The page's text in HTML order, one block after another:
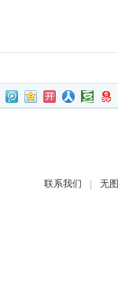
联系我们 | 无